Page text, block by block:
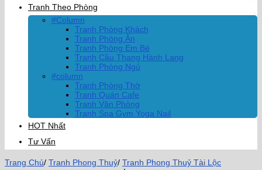
Tranh Theo Phòng
#Column
Tranh Phòng Khách
Tranh Phòng Ăn
Tranh Phòng Em Bé
Tranh Cầu Thang Hành Lang
Tranh Phòng Ngủ
#column
Tranh Phòng Thờ
Tranh Quán Cafe
Tranh Văn Phòng
Tranh Spa Gym Yoga Nail
HOT Nhất
Tư Vấn
Trang Chủ/ Tranh Phong Thuỷ/ Tranh Phong Thuỷ Tài Lộc